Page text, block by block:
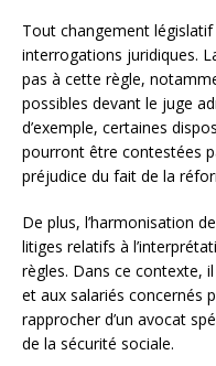
Tout changement législatif
interrogations juridiques.
pas à cette règle,
possibles devant le juge
d’exemple, certaines
pourront être contestées
préjudice du fait de la
De plus, l’harmonisation
litiges relatifs à
règles. Dans ce contexte,
et aux salariés concernés
rapprocher d’un avocat
de la sécurité sociale.